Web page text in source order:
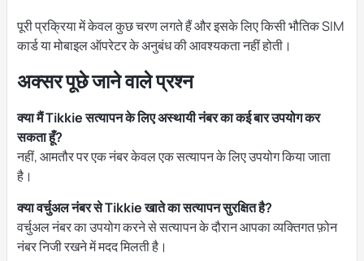
पूरी प्रक्रिया में केवल कुछ चरण लगते हैं और इसके लिए किसी भौतिक SIM
कार्ड या मोबाइल ऑपरेटर के अनुबंध की आवश्यकता नहीं होती।
अक्सर पूछे जाने वाले प्रश्न
क्या मैं Tikkie सत्यापन के लिए अस्थायी नंबर का कई बार उपयोग कर
सकता हूँ?
नहीं, आमतौर पर एक नंबर केवल एक सत्यापन के लिए उपयोग किया जाता
है।
क्या वर्चुअल नंबर से Tikkie खाते का सत्यापन सुरक्षित है?
वर्चुअल नंबर का उपयोग करने से सत्यापन के दौरान आपका व्यक्तिगत फ़ोन
नंबर निजी रखने में मदद मिलती है।